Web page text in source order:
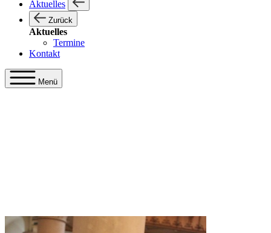
Aktuelles
Zurück
Aktuelles
Termine
Kontakt
Menü